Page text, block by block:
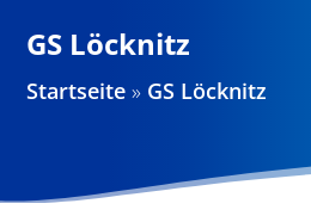
Projekte
GS Löcknitz
Startseite » GS Löcknitz